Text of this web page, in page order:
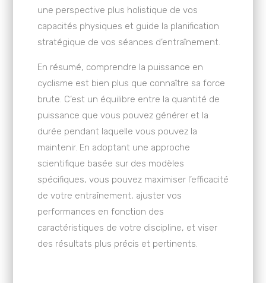
une perspective plus holistique de vos
capacités physiques et guide la planification
stratégique de vos séances d’entraînement.
En résumé, comprendre la puissance en
cyclisme est bien plus que connaître sa force
brute. C’est un équilibre entre la quantité de
puissance que vous pouvez générer et la
durée pendant laquelle vous pouvez la
maintenir. En adoptant une approche
scientifique basée sur des modèles
spécifiques, vous pouvez maximiser l’efficacité
de votre entraînement, ajuster vos
performances en fonction des
caractéristiques de votre discipline, et viser
des résultats plus précis et pertinents.